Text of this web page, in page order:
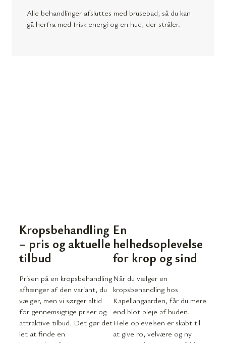
Alle behandlinger afsluttes med brusebad, så du kan
gå herfra med frisk energi og en hud, der stråler.
Kropsbehandling
– pris og aktuelle
tilbud
Prisen på en kropsbehandling
afhænger af den variant, du
vælger, men vi sørger altid
for gennemsigtige priser og
attraktive tilbud. Det gør det
let at finde en
En
helhedsoplevelse
for krop og sind
Når du vælger en
kropsbehandling hos
Kapellangaarden, får du mere
end blot pleje af huden.
Hele oplevelsen er skabt til
at give ro, velvære og ny